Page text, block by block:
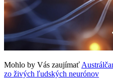
Mohlo by Vás zaujímať
zo živých ľudských neurónov